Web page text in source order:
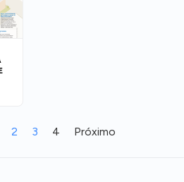
2 3 4 Próximo